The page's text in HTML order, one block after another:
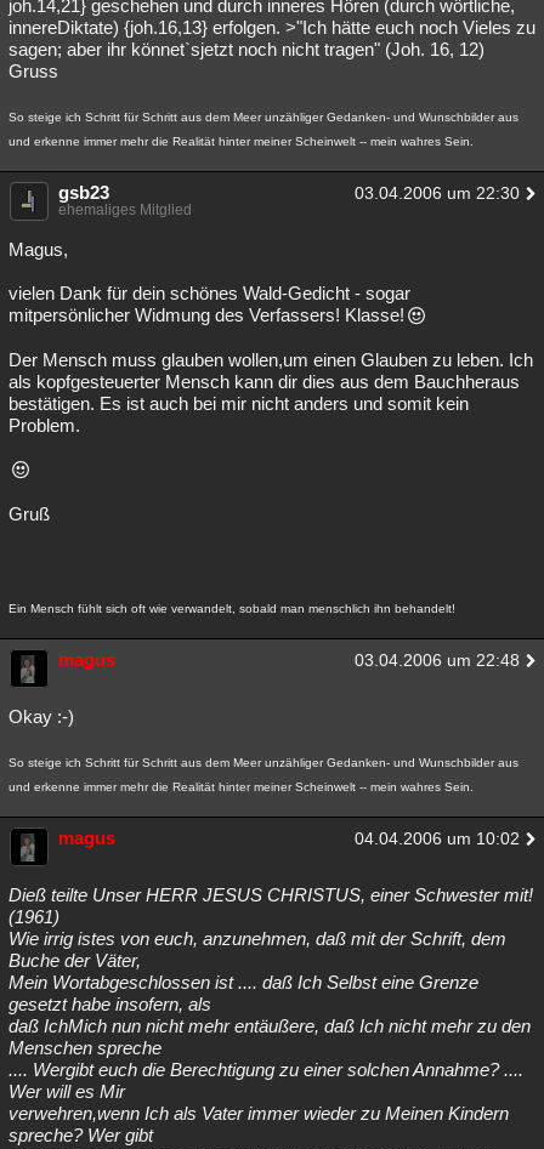
joh.14,21} geschehen und durch inneres Hören (durch wörtliche,
innereDiktate) {joh.16,13} erfolgen. >"Ich hätte euch noch Vieles zu
sagen; aber ihr könnet`sjetzt noch nicht tragen" (Joh. 16, 12)
Gruss
So steige ich Schritt für Schritt aus dem Meer unzähliger Gedanken- und Wunschbilder aus
und erkenne immer mehr die Realität hinter meiner Scheinwelt -- mein wahres Sein.
gsb23 03.04.2006 um 22:30
ehemaliges Mitglied
Magus,
vielen Dank für dein schönes Wald-Gedicht - sogar
mitpersönlicher Widmung des Verfassers! Klasse!
Der Mensch muss glauben wollen,um einen Glauben zu leben. Ich
als kopfgesteuerter Mensch kann dir dies aus dem Bauchheraus
bestätigen. Es ist auch bei mir nicht anders und somit kein
Problem.
Gruß
Ein Mensch fühlt sich oft wie verwandelt, sobald man menschlich ihn behandelt!
magus 03.04.2006 um 22:48
Okay :-)
So steige ich Schritt für Schritt aus dem Meer unzähliger Gedanken- und Wunschbilder aus
und erkenne immer mehr die Realität hinter meiner Scheinwelt -- mein wahres Sein.
magus 04.04.2006 um 10:02
Dieß teilte Unser HERR JESUS CHRISTUS, einer Schwester mit!
(1961)
Wie irrig istes von euch, anzunehmen, daß mit der Schrift, dem
Buche der Väter,
Mein Wortabgeschlossen ist .... daß Ich Selbst eine Grenze
gesetzt habe insofern, als
daß IchMich nun nicht mehr entäußere, daß Ich nicht mehr zu den
Menschen spreche
.... Wergibt euch die Berechtigung zu einer solchen Annahme? ....
Wer will es Mir
verwehren,wenn Ich als Vater immer wieder zu Meinen Kindern
spreche? Wer gibt